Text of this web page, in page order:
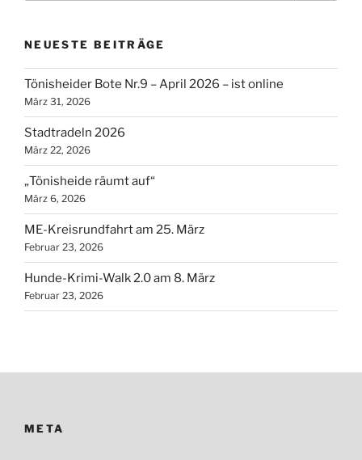
NEUESTE BEITRÄGE
Tönisheider Bote Nr.9 – April 2026 – ist online
März 31, 2026
Stadtradeln 2026
März 22, 2026
„Tönisheide räumt auf“
März 6, 2026
ME-Kreisrundfahrt am 25. März
Februar 23, 2026
Hunde-Krimi-Walk 2.0 am 8. März
Februar 23, 2026
META